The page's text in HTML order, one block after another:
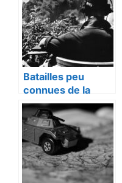
Batailles peu
connues de la
Seconde Guerre
mondiale